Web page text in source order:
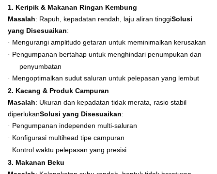
1. Keripik & Makanan Ringan Kembung
Masalah: Rapuh, kepadatan rendah, laju aliran tinggiSolusi
yang Disesuaikan:
· Mengurangi amplitudo getaran untuk meminimalkan kerusakan
· Pengumpanan bertahap untuk menghindari penumpukan dan
penyumbatan
· Mengoptimalkan sudut saluran untuk pelepasan yang lembut
2. Kacang & Produk Campuran
Masalah: Ukuran dan kepadatan tidak merata, rasio stabil
diperlukanSolusi yang Disesuaikan:
· Pengumpanan independen multi-saluran
· Konfigurasi multihead tipe campuran
· Kontrol waktu pelepasan yang presisi
3. Makanan Beku